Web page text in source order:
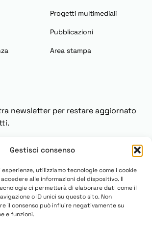
Gestisci consenso
utilizziamo tecnologie come i cookie
alle informazioni del dispositivo. Il
ci permetterà di elaborare dati come il
o ID unici su questo sito. Non
il consenso può influire negativamente su
e funzioni.
Progetti multimediali
Pubblicazioni
Area stampa
newsletter per restare aggiornato